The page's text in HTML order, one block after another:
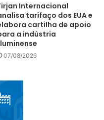
Kao Ming
Internacional
tarifaço dos EUA e
cartilha de apoio
a indústria
07/08/2026